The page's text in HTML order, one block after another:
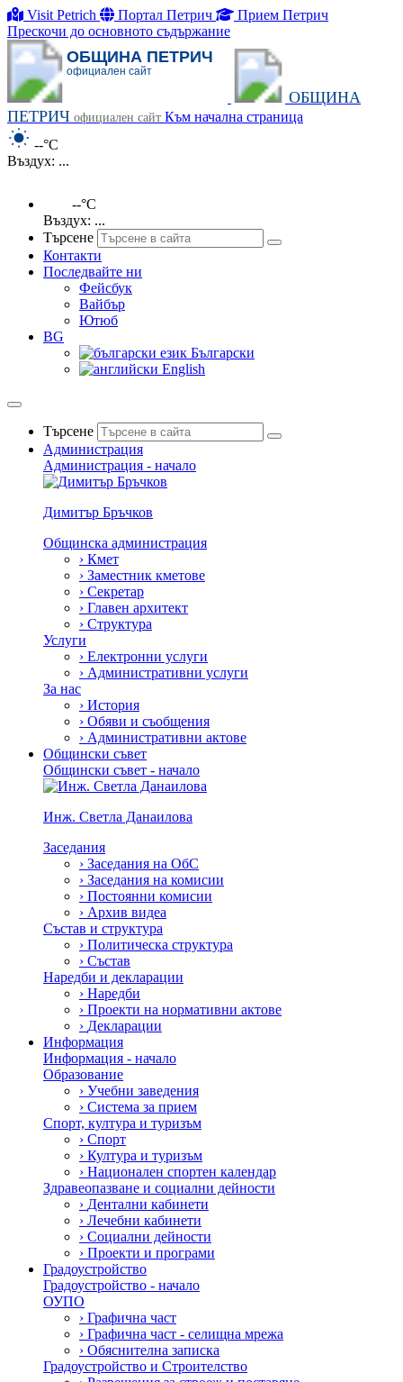
Visit Petrich Портал Петрич
Прием Петрич
Прескочи до основното съдържание
ОБЩИНА ПЕТРИЧ
официален сайт
ОБЩИНА
ПЕТРИЧ официален сайт Към начална страница
--°C
Въздух: ...
--°C
Въздух: ...
Търсене
Контакти
Последвайте ни
Фейсбук
Вайбър
Ютюб
BG
Български
English
Търсене
Администрация
Администрация - начало
Димитър Бръчков
Общинска администрация
› Кмет
› Заместник кметове
› Секретар
› Главен архитект
› Структура
Услуги
› Електронни услуги
› Административни услуги
За нас
› История
› Обяви и съобщения
› Административни актове
Общински съвет
Общински съвет - начало
Инж. Светла Данаилова
Заседания
› Заседания на ОбС
› Заседания на комисии
› Постоянни комисии
› Архив видеа
Състав и структура
› Политическа структура
› Състав
Наредби и декларации
› Наредби
› Проекти на нормативни актове
› Декларации
Информация
Информация - начало
Образование
› Учебни заведения
› Система за прием
Спорт, култура и туризъм
› Спорт
› Култура и туризъм
› Национален спортен календар
Здравеопазване и социални дейности
› Дентални кабинети
› Лечебни кабинети
› Социални дейности
› Проекти и програми
Градоустройство
Градоустройство - начало
ОУПО
› Графична част
› Графична част - селищна мрежа
› Обяснителна записка
Градоустройство и Строителство